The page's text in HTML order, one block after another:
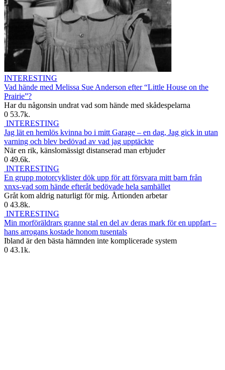
INTERESTING
Vad hände med Melissa Sue Anderson efter “Little House on the
Prairie”?
Har du någonsin undrat vad som hände med skådespelarna
0 53.7k.
INTERESTING
Jag lät en hemlös kvinna bo i mitt Garage – en dag, Jag gick in utan
varning och blev bedövad av vad jag upptäckte
När en rik, känslomässigt distanserad man erbjuder
0 49.6k.
INTERESTING
En grupp motorcyklister dök upp för att försvara mitt barn från
xnxs-vad som hände efteråt bedövade hela samhället
Gråt kom aldrig naturligt för mig. Årtionden arbetar
0 43.8k.
INTERESTING
Min morföräldrars granne stal en del av deras mark för en uppfart –
hans arrogans kostade honom tusentals
Ibland är den bästa hämnden inte komplicerade system
0 43.1k.